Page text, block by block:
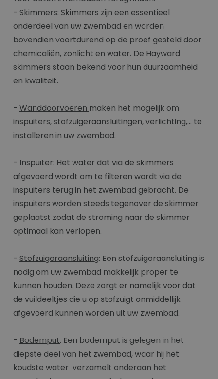
- Skimmers: Skimmers zijn een essentieel
onderdeel van uw zwembad en worden
bovendien voortdurend op de proef gesteld door
chemicaliën, zonlicht en water. De Hayward
skimmers staan bekend voor hun duurzaamheid
en kwaliteit.
- Wanddoorvoeren maken het mogelijk om
inspuiters, stofzuigeraansluitingen, verlichting,… te
installeren in uw zwembad.
- Inspuiter: Het water dat via de skimmers
afgevoerd wordt om te filteren wordt via de
inspuiters terug in het zwembad gebracht. De
inspuiters worden steeds tegenover de skimmer
geplaatst zodat de stroming naar de skimmer
optimaal kan verlopen.
- Stofzuigeraansluiting: Een stofzuigeraansluiting is
nodig om uw zwembad makkelijk proper te
kunnen houden. Deze zorgt er namelijk voor dat
de vuildeeltjes die u op stofzuigt onmiddellijk
afgevoerd kunnen worden uit uw zwembad.
- Bodemput: Een bodemput is gelegen in het
diepste deel van het zwembad, waar hij het
koudste water verzamelt onderaan het